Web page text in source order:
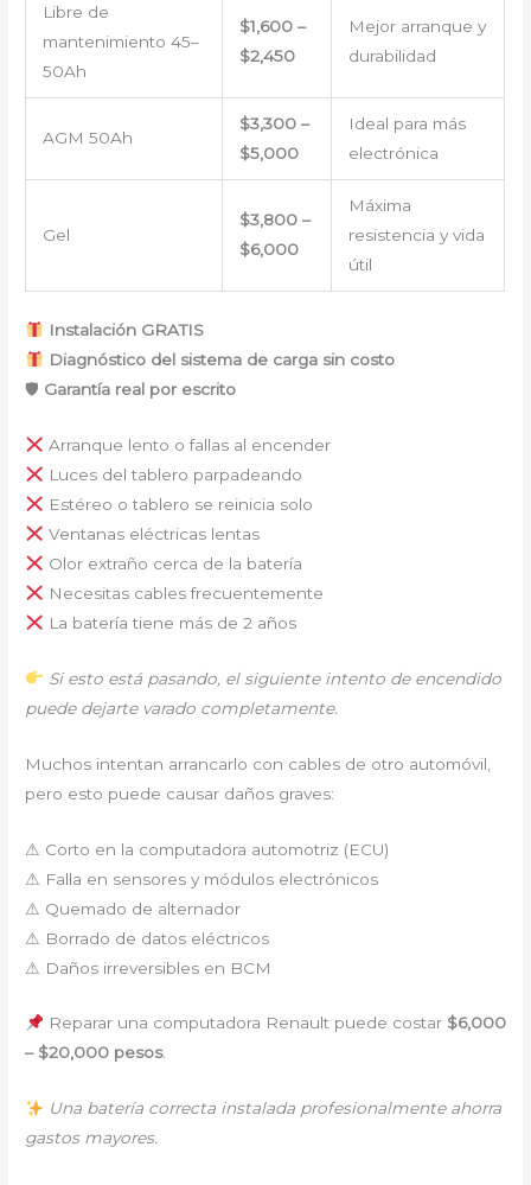
Libre de
mantenimiento 45–
50Ah
$1,600 –
$2,450
Mejor arranque y
durabilidad
AGM 50Ah
$3,300 –
$5,000
Ideal para más
electrónica
Gel
$3,800 –
$6,000
Máxima
resistencia y vida
útil
Instalación GRATIS
Diagnóstico del sistema de carga sin costo
🛡 Garantía real por escrito
Arranque lento o fallas al encender
Luces del tablero parpadeando
Estéreo o tablero se reinicia solo
Ventanas eléctricas lentas
Olor extraño cerca de la batería
Necesitas cables frecuentemente
La batería tiene más de 2 años
Si esto está pasando, el siguiente intento de encendido
puede dejarte varado completamente.
Muchos intentan arrancarlo con cables de otro automóvil,
pero esto puede causar daños graves:
⚠ Corto en la computadora automotriz (ECU)
⚠ Falla en sensores y módulos electrónicos
⚠ Quemado de alternador
⚠ Borrado de datos eléctricos
⚠ Daños irreversibles en BCM
Reparar una computadora Renault puede costar $6,000
– $20,000 pesos.
Una batería correcta instalada profesionalmente ahorra
gastos mayores.